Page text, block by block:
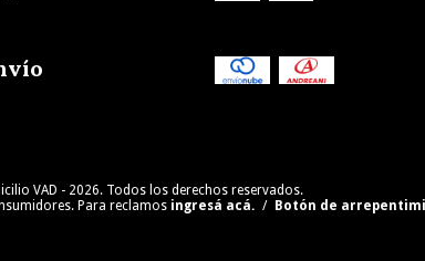
VAD - 2026. Todos los derechos reservados.
Para reclamos ingresá acá. / Botón de